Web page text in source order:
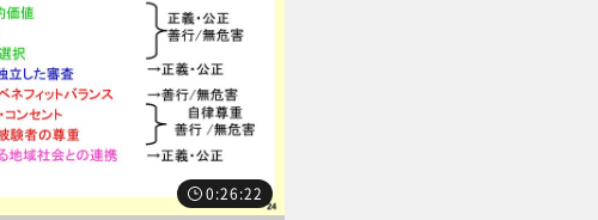
0:26:22